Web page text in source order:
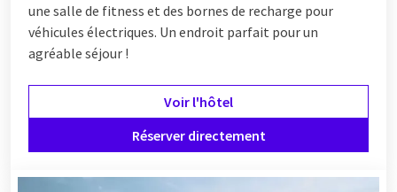
une salle de fitness et des bornes de recharge pour
véhicules électriques. Un endroit parfait pour un
agréable séjour !
Voir l'hôtel
Réserver directement